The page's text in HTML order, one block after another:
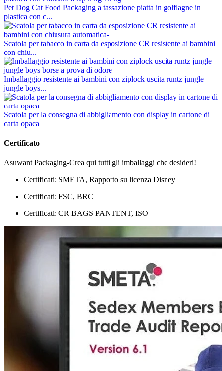
Pet Dog Cat Food Packaging a tassazione piatta in golflagne in
plastica con c...
Scatola per tabacco in carta da esposizione CR resistente ai bambini
con chiu...
Imballaggio resistente ai bambini con ziplock uscita runtz jungle
jungle boys...
Scatola per la consegna di abbigliamento con display in cartone di
carta opaca
Certificato
Asuwant Packaging-Crea qui tutti gli imballaggi che desideri!
Certificati: SMETA, Rapporto su licenza Disney
Certificati: FSC, BRC
Certificati: CR BAGS PANTENT, ISO